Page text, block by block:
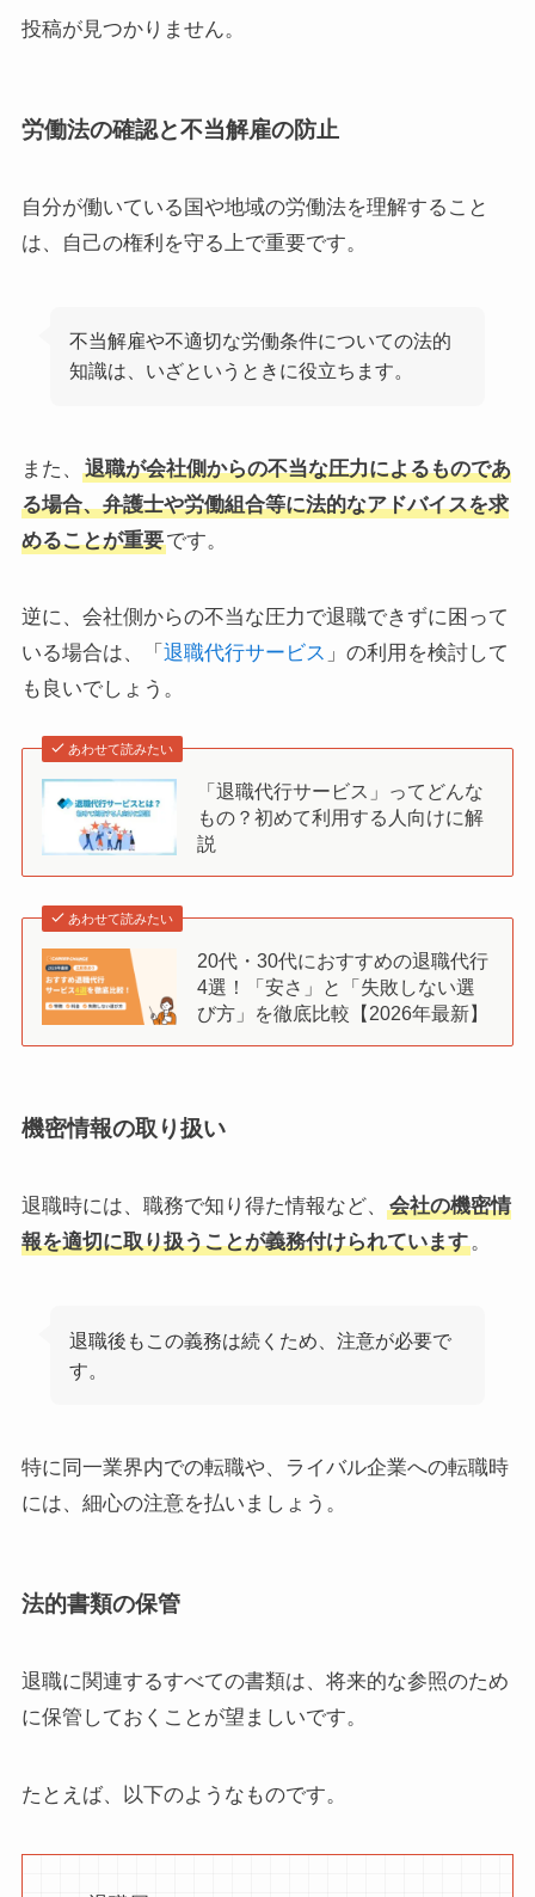
投稿が見つかりません。
労働法の確認と不当解雇の防止
自分が働いている国や地域の労働法を理解すること
は、自己の権利を守る上で重要です。
不当解雇や不適切な労働条件についての法的
知識は、いざというときに役立ちます。
また、
退職が会社側からの不当な圧力によるものであ
る場合、弁護士や労働組合等に法的なアドバイスを求
めることが重要です。
逆に、会社側からの不当な圧力で退職できずに困って
いる場合は、「 退職代行サービス 」の利用を検討して
も良いでしょう。
あわせて読みたい
「退職代行サービス」ってどんな
もの？初めて利用する人向けに解
説
あわせて読みたい
20代・30代におすすめの退職代行
4選！「安さ」と「失敗しない選
び方」を徹底比較【2026年最新】
機密情報の取り扱い
退職時には、職務で知り得た情報など、
会社の機密情
報を適切に取り扱うことが義務付けられています。
退職後もこの義務は続くため、注意が必要で
す。
特に同一業界内での転職や、ライバル企業への転職時
には、細心の注意を払いましょう。
法的書類の保管
退職に関連するすべての書類は、将来的な参照のため
に保管しておくことが望ましいです。
たとえば、以下のようなものです。